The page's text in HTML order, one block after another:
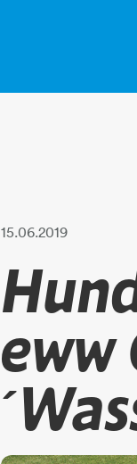
15.06.2019
eww